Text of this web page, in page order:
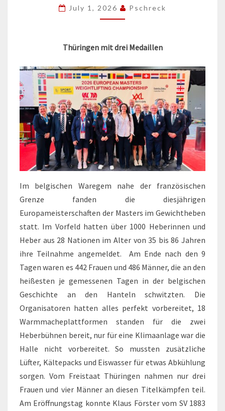
July 1, 2026 Pschreck
Thüringen mit drei Medaillen
Im belgischen Waregem nahe der französischen
Grenze fanden die diesjährigen
Europameisterschaften der Masters im Gewichtheben
statt. Im Vorfeld hatten über 1000 Heberinnen und
Heber aus 28 Nationen im Alter von 35 bis 86 Jahren
ihre Teilnahme angemeldet. Am Ende nach den 9
Tagen waren es 442 Frauen und 486 Männer, die an den
heißesten je gemessenen Tagen in der belgischen
Geschichte an den Hanteln schwitzten. Die
Organisatoren hatten alles perfekt vorbereitet, 18
Warmmacheplattformen standen für die zwei
Heberbühnen bereit, nur für eine Klimaanlage war die
Halle nicht vorbereitet. So mussten zusätzliche
Lüfter, Kältepacks und Eiswasser für etwas Abkühlung
sorgen. Vom Freistaat Thüringen nahmen nur drei
Frauen und vier Männer an diesen Titelkämpfen teil.
Am Eröffnungstag konnte Klaus Förster vom SV 1883